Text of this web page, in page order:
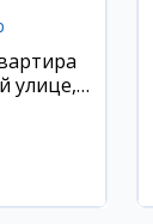
улице,